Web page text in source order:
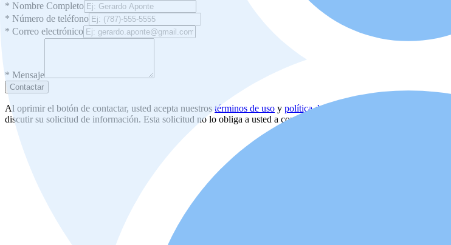
* Nombre Completo
* Número de teléfono
* Correo electrónico
* Mensaje
Contactar
Al oprimir el botón de contactar, usted acepta nuestros términos de uso y política de privacidad
. Además, usted
discutir su solicitud de información. Esta solicitud no lo obliga a usted a comprar o alquilar la propiedad.